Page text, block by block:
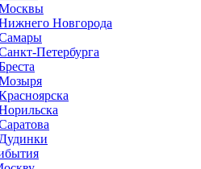
Новгорода
Петербурга